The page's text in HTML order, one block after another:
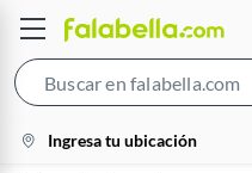
location-
icon
Ingresa tu ubicación